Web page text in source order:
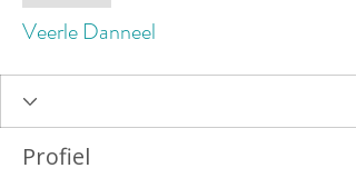
Veerle Danneel
Profiel